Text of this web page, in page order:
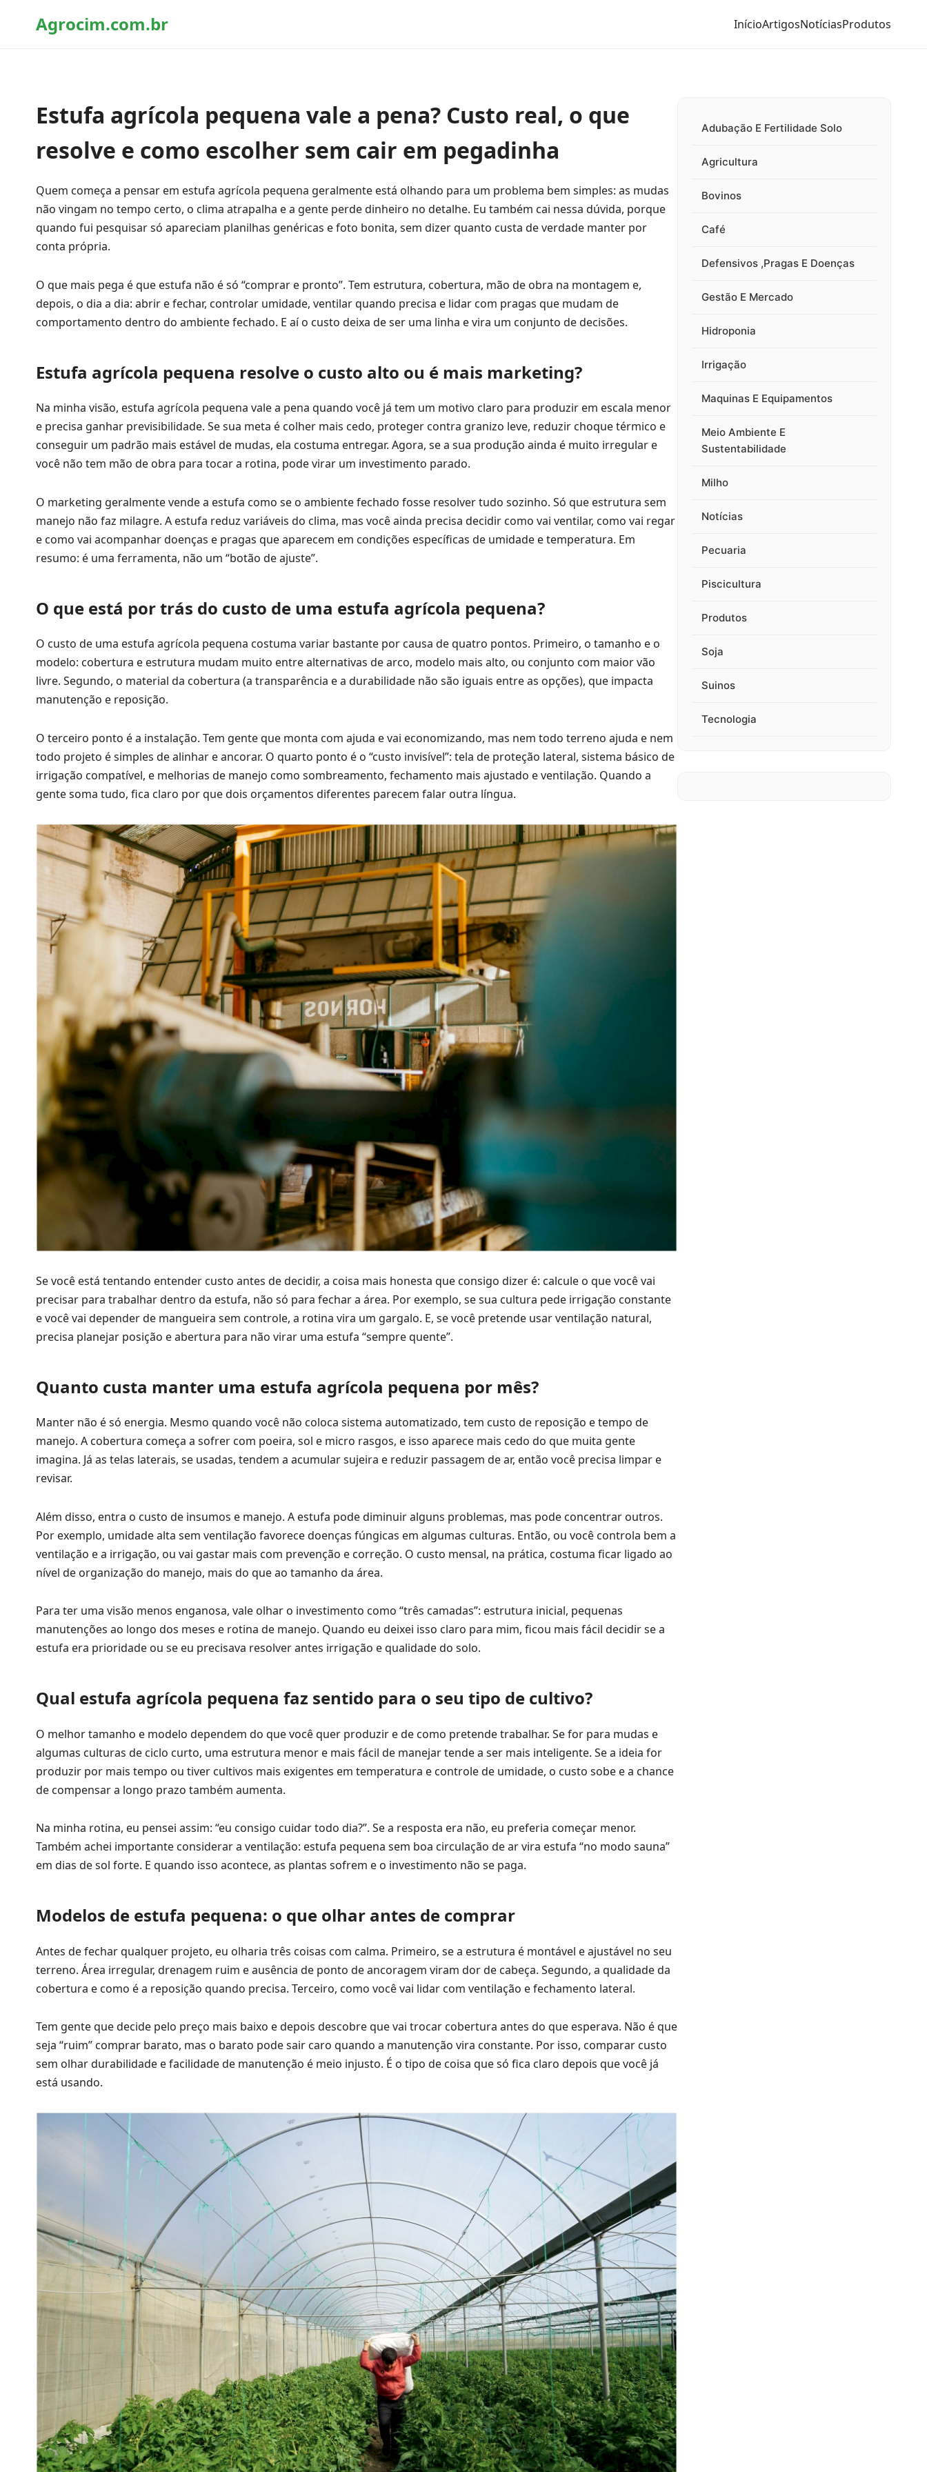
Agrocim.com.br InícioArtigosNotíciasProdutos
Estufa agrícola pequena vale a pena? Custo real, o que
resolve e como escolher sem cair em pegadinha
Quem começa a pensar em estufa agrícola pequena geralmente está olhando para um problema bem simples: as mudas
não vingam no tempo certo, o clima atrapalha e a gente perde dinheiro no detalhe. Eu também cai nessa dúvida, porque
quando fui pesquisar só apareciam planilhas genéricas e foto bonita, sem dizer quanto custa de verdade manter por
conta própria.
O que mais pega é que estufa não é só “comprar e pronto”. Tem estrutura, cobertura, mão de obra na montagem e,
depois, o dia a dia: abrir e fechar, controlar umidade, ventilar quando precisa e lidar com pragas que mudam de
comportamento dentro do ambiente fechado. E aí o custo deixa de ser uma linha e vira um conjunto de decisões.
Estufa agrícola pequena resolve o custo alto ou é mais marketing?
Na minha visão, estufa agrícola pequena vale a pena quando você já tem um motivo claro para produzir em escala menor
e precisa ganhar previsibilidade. Se sua meta é colher mais cedo, proteger contra granizo leve, reduzir choque térmico e
conseguir um padrão mais estável de mudas, ela costuma entregar. Agora, se a sua produção ainda é muito irregular e
você não tem mão de obra para tocar a rotina, pode virar um investimento parado.
O marketing geralmente vende a estufa como se o ambiente fechado fosse resolver tudo sozinho. Só que estrutura sem
manejo não faz milagre. A estufa reduz variáveis do clima, mas você ainda precisa decidir como vai ventilar, como vai regar
e como vai acompanhar doenças e pragas que aparecem em condições específicas de umidade e temperatura. Em
resumo: é uma ferramenta, não um “botão de ajuste”.
O que está por trás do custo de uma estufa agrícola pequena?
O custo de uma estufa agrícola pequena costuma variar bastante por causa de quatro pontos. Primeiro, o tamanho e o
modelo: cobertura e estrutura mudam muito entre alternativas de arco, modelo mais alto, ou conjunto com maior vão
livre. Segundo, o material da cobertura (a transparência e a durabilidade não são iguais entre as opções), que impacta
manutenção e reposição.
O terceiro ponto é a instalação. Tem gente que monta com ajuda e vai economizando, mas nem todo terreno ajuda e nem
todo projeto é simples de alinhar e ancorar. O quarto ponto é o “custo invisível”: tela de proteção lateral, sistema básico de
irrigação compatível, e melhorias de manejo como sombreamento, fechamento mais ajustado e ventilação. Quando a
gente soma tudo, fica claro por que dois orçamentos diferentes parecem falar outra língua.
Se você está tentando entender custo antes de decidir, a coisa mais honesta que consigo dizer é: calcule o que você vai
precisar para trabalhar dentro da estufa, não só para fechar a área. Por exemplo, se sua cultura pede irrigação constante
e você vai depender de mangueira sem controle, a rotina vira um gargalo. E, se você pretende usar ventilação natural,
precisa planejar posição e abertura para não virar uma estufa “sempre quente”.
Quanto custa manter uma estufa agrícola pequena por mês?
Manter não é só energia. Mesmo quando você não coloca sistema automatizado, tem custo de reposição e tempo de
manejo. A cobertura começa a sofrer com poeira, sol e micro rasgos, e isso aparece mais cedo do que muita gente
imagina. Já as telas laterais, se usadas, tendem a acumular sujeira e reduzir passagem de ar, então você precisa limpar e
revisar.
Além disso, entra o custo de insumos e manejo. A estufa pode diminuir alguns problemas, mas pode concentrar outros.
Por exemplo, umidade alta sem ventilação favorece doenças fúngicas em algumas culturas. Então, ou você controla bem a
ventilação e a irrigação, ou vai gastar mais com prevenção e correção. O custo mensal, na prática, costuma ficar ligado ao
nível de organização do manejo, mais do que ao tamanho da área.
Para ter uma visão menos enganosa, vale olhar o investimento como “três camadas”: estrutura inicial, pequenas
manutenções ao longo dos meses e rotina de manejo. Quando eu deixei isso claro para mim, ficou mais fácil decidir se a
estufa era prioridade ou se eu precisava resolver antes irrigação e qualidade do solo.
Qual estufa agrícola pequena faz sentido para o seu tipo de cultivo?
O melhor tamanho e modelo dependem do que você quer produzir e de como pretende trabalhar. Se for para mudas e
algumas culturas de ciclo curto, uma estrutura menor e mais fácil de manejar tende a ser mais inteligente. Se a ideia for
produzir por mais tempo ou tiver cultivos mais exigentes em temperatura e controle de umidade, o custo sobe e a chance
de compensar a longo prazo também aumenta.
Na minha rotina, eu pensei assim: “eu consigo cuidar todo dia?”. Se a resposta era não, eu preferia começar menor.
Também achei importante considerar a ventilação: estufa pequena sem boa circulação de ar vira estufa “no modo sauna”
em dias de sol forte. E quando isso acontece, as plantas sofrem e o investimento não se paga.
Modelos de estufa pequena: o que olhar antes de comprar
Antes de fechar qualquer projeto, eu olharia três coisas com calma. Primeiro, se a estrutura é montável e ajustável no seu
terreno. Área irregular, drenagem ruim e ausência de ponto de ancoragem viram dor de cabeça. Segundo, a qualidade da
cobertura e como é a reposição quando precisa. Terceiro, como você vai lidar com ventilação e fechamento lateral.
Tem gente que decide pelo preço mais baixo e depois descobre que vai trocar cobertura antes do que esperava. Não é que
seja “ruim” comprar barato, mas o barato pode sair caro quando a manutenção vira constante. Por isso, comparar custo
sem olhar durabilidade e facilidade de manutenção é meio injusto. É o tipo de coisa que só fica claro depois que você já
está usando.
Adubação E Fertilidade Solo
Agricultura
Bovinos
Café
Defensivos ,Pragas E Doenças
Gestão E Mercado
Hidroponia
Irrigação
Maquinas E Equipamentos
Meio Ambiente E
Sustentabilidade
Milho
Notícias
Pecuaria
Piscicultura
Produtos
Soja
Suinos
Tecnologia